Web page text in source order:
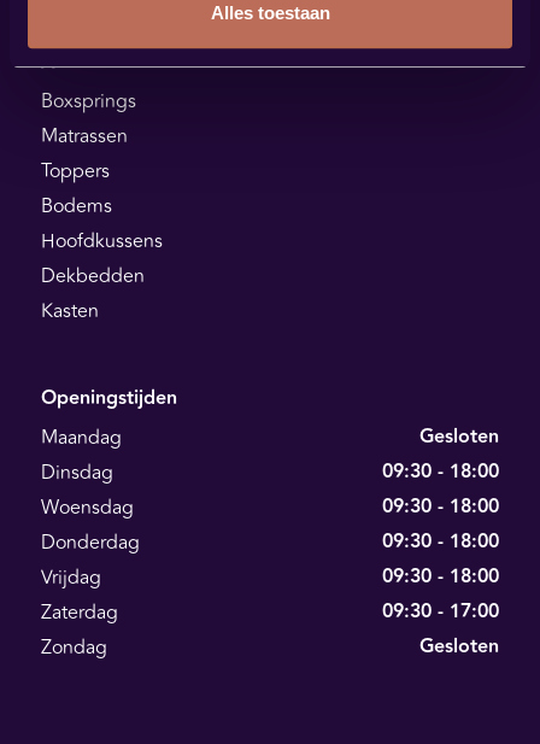
Alles toestaan
Assortiment
Boxsprings
Matrassen
Toppers
Bodems
Hoofdkussens
Dekbedden
Kasten
Openingstijden
Maandag Gesloten
Dinsdag 09:30 - 18:00
Woensdag 09:30 - 18:00
Donderdag 09:30 - 18:00
Vrijdag 09:30 - 18:00
Zaterdag 09:30 - 17:00
Zondag Gesloten